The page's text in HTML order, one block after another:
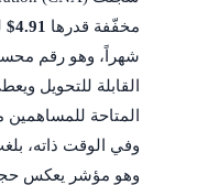
مخفّفة قدرها $4.91
شهراً، وهو رقم
القابلة للتحويل
المتاحة للمساهمين
وفي الوقت ذاته،
وهو مؤشر يعكس حجم